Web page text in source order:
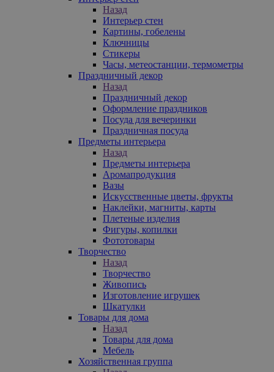
Назад
Интерьер стен
Картины, гобелены
Ключницы
Стикеры
Часы, метеостанции, термометры
Праздничный декор
Назад
Праздничный декор
Оформление праздников
Посуда для вечеринки
Праздничная посуда
Предметы интерьера
Назад
Предметы интерьера
Аромапродукция
Вазы
Искусственные цветы, фрукты
Наклейки, магниты, карты
Плетеные изделия
Фигуры, копилки
Фототовары
Творчество
Назад
Творчество
Живопись
Изготовление игрушек
Шкатулки
Товары для дома
Назад
Товары для дома
Мебель
Хозяйственная группа